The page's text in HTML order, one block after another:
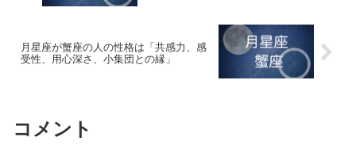
月星座が蟹座の人の性格は「共感力、感
受性、用心深さ、小集団との縁」
コメント